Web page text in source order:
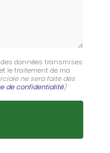
des données transmises
le traitement de ma
ne sera faite des
de confidentialité)